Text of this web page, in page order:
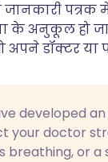
पत्रक
के अनुकूल हो
अपने डॉक्टर या
developed
your doctor
breathing, or a